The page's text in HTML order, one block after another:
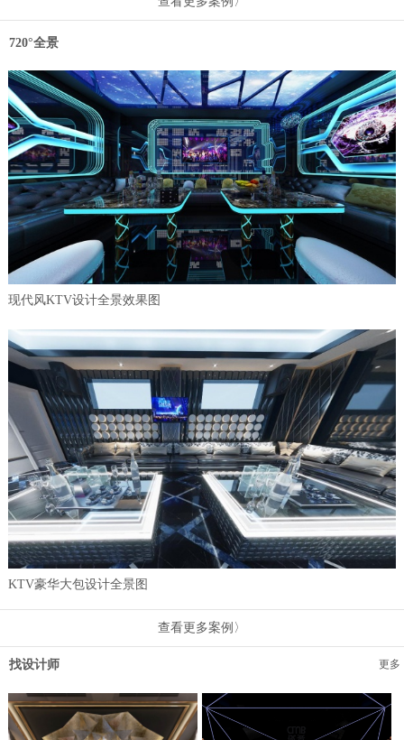
720°全景
现代风KTV设计全景效果图
KTV豪华大包设计全景图
查看更多案例〉
更多
找设计师